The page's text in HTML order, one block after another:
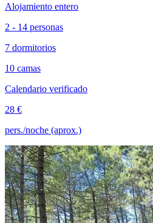
Alojamiento entero
2 - 14 personas
7 dormitorios
10 camas
Calendario verificado
28 €
pers./noche (aprox.)